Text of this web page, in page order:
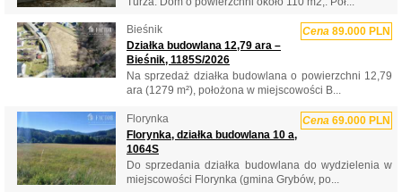
Bieśnik Cena 89.000 PLN
Działka budowlana 12,79 ara –
Bieśnik, 1185S/2026
Na sprzedaż działka budowlana o powierzchni 12,79
ara (1279 m²), położona w miejscowości B...
Florynka Cena 69.000 PLN
Florynka, działka budowlana 10 a,
1064S
Do sprzedania działka budowlana do wydzielenia w
miejscowości Florynka (gmina Grybów, po...